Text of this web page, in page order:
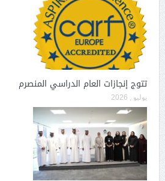
تتوج إنجازات العام الدراسي المنصرم
يوليو , 2026